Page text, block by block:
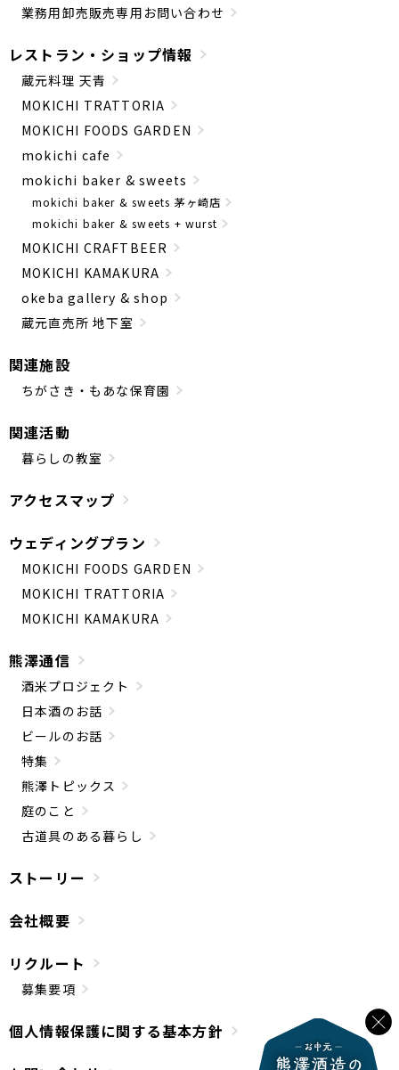
業務用卸売販売専用お問い合わせ
レストラン・ショップ情報
蔵元料理 天青
MOKICHI TRATTORIA
MOKICHI FOODS GARDEN
mokichi cafe
mokichi baker & sweets
mokichi baker & sweets 茅ヶ崎店
mokichi baker & sweets + wurst
MOKICHI CRAFTBEER
MOKICHI KAMAKURA
okeba gallery & shop
蔵元直売所 地下室
関連施設
ちがさき・もあな保育園
関連活動
暮らしの教室
アクセスマップ
ウェディングプラン
MOKICHI FOODS GARDEN
MOKICHI TRATTORIA
MOKICHI KAMAKURA
熊澤通信
酒米プロジェクト
日本酒のお話
ビールのお話
特集
熊澤トピックス
庭のこと
古道具のある暮らし
ストーリー
会社概要
リクルート
募集要項
個人情報保護に関する基本方針